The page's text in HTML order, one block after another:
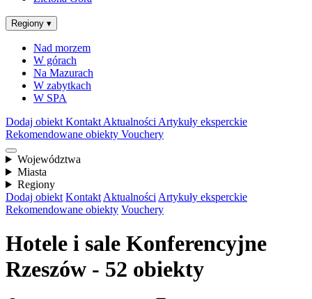
Regiony ▾
Nad morzem
W górach
Na Mazurach
W zabytkach
W SPA
Dodaj obiekt Kontakt Aktualności Artykuły eksperckie
Rekomendowane obiekty Vouchery
Województwa
Miasta
Regiony
Dodaj obiekt Kontakt Aktualności Artykuły eksperckie
Rekomendowane obiekty Vouchery
Hotele i sale Konferencyjne
Rzeszów - 52 obiekty